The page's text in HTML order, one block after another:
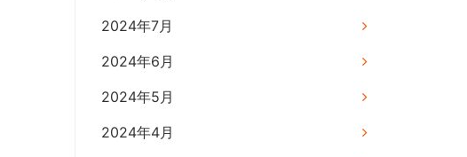
2024年7月
2024年6月
2024年5月
2024年4月